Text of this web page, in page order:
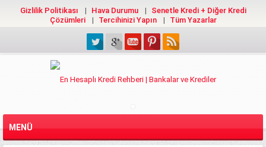
Gizlilik Politikası Hava Durumu
Senetle Kredi + Diğer Kredi
Çözümleri
Tercihinizi Yapın Tüm Yazarlar
MENÜ